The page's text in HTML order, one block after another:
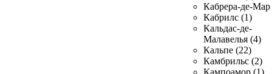
Кабрера-де-Мар
Кабрилс (1)
Кальдас-де-
Малавелья (4)
Кальпе (22)
Камбрильс (2)
Кампоамор (1)